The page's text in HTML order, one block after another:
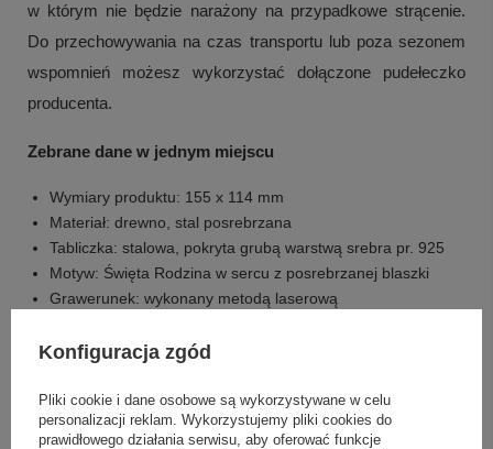
w którym nie będzie narażony na przypadkowe strącenie.
Do przechowywania na czas transportu lub poza sezonem
wspomnień możesz wykorzystać dołączone pudełeczko
producenta.
Zebrane dane w jednym miejscu
Wymiary produktu: 155 x 114 mm
Materiał: drewno, stal posrebrzana
Tabliczka: stalowa, pokryta grubą warstwą srebra pr. 925
Motyw: Święta Rodzina w sercu z posrebrzanej blaszki
Grawerunek: wykonany metodą laserową
Sposób ekspozycji: do powieszenia lub postawienia
W cenie są ujęte następujące elementy
Konfiguracja zgód
Pliki cookie i dane osobowe są wykorzystywane w celu
personalizacji reklam. Wykorzystujemy pliki cookies do
prawidłowego działania serwisu, aby oferować funkcje